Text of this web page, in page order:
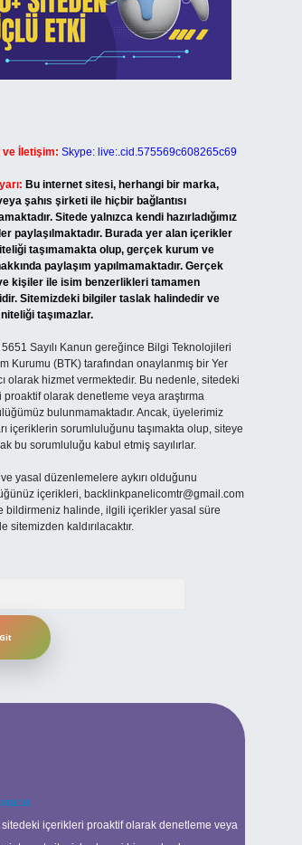
ve İletişim: Skype: live:.cid.575569c608265c69
Bu internet sitesi, herhangi bir marka,
şahıs şirketi ile hiçbir bağlantısı
Sitede yalnızca kendi hazırladığımız
paylaşılmaktadır. Burada yer alan içerikler
taşımamakta olup, gerçek kurum ve
paylaşım yapılmamaktadır. Gerçek
kişiler ile isim benzerlikleri tamamen
Sitemizdeki bilgiler taslak halindedir ve
taşımazlar.
Sayılı Kanun gereğince Bilgi Teknolojileri
Kurumu (BTK) tarafından onaylanmış bir Yer
olarak hizmet vermektedir. Bu nedenle, sitedeki
proaktif olarak denetleme veya araştırma
bulunmamaktadır. Ancak, üyelerimiz
içeriklerin sorumluluğunu taşımakta olup, siteye
bu sorumluluğu kabul etmiş sayılırlar.
yasal düzenlemelere aykırı olduğunu
içerikleri, backlinkpanelicomtr@gmail.com
bildirmeniz halinde, ilgili içerikler yasal süre
sitemizden kaldırılacaktır.
sitedeki içerikleri proaktif olarak denetleme veya